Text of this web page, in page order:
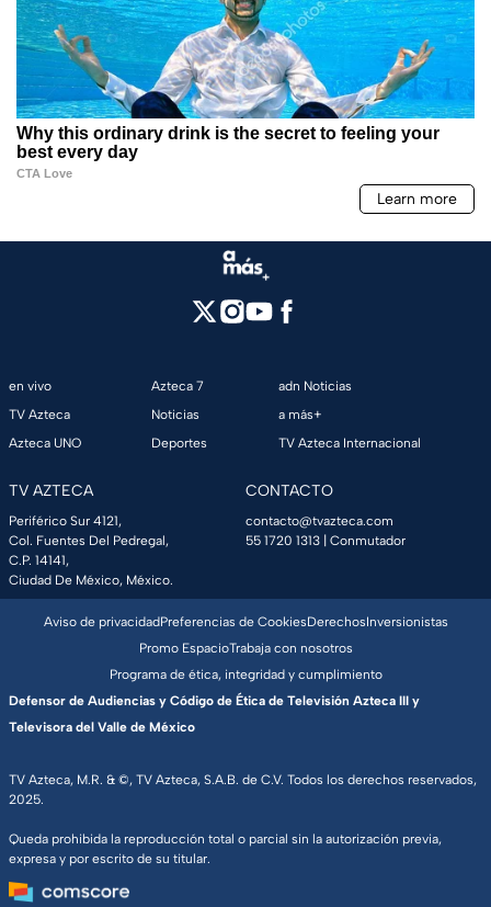
en vivo
TV Azteca
Azteca UNO
Azteca 7
Noticias
Deportes
adn Noticias
a más+
TV Azteca Internacional
TV AZTECA
Periférico Sur 4121,
Col. Fuentes Del Pedregal,
C.P. 14141,
Ciudad De México, México.
CONTACTO
contacto@tvazteca.com
55 1720 1313 | Conmutador
TV Azteca, M.R. & ©, TV Azteca, S.A.B. de C.V. Todos los derechos reservados,
2025.
Queda prohibida la reproducción total o parcial sin la autorización previa,
expresa y por escrito de su titular.
Aviso de privacidadPreferencias de CookiesDerechosInversionistas
Promo EspacioTrabaja con nosotros
Programa de ética, integridad y cumplimiento
Defensor de Audiencias y Código de Ética de Televisión Azteca III y
Televisora del Valle de México